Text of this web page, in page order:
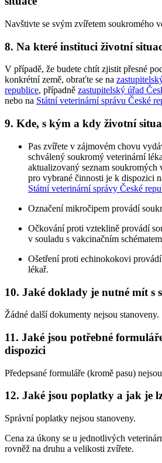
Navštivte se svým zvířetem soukromého
8. Na které instituci životní
V případě, že budete chtít zjistit přesné
konkrétní země, obraťte se na
republice, případně zastupitelský úřad
nebo na Státní veterinární správu České
9. Kde, s kým a kdy životní
Pas zvířete v zájmovém chovu
schválený soukromý veterinární
aktualizovaný seznam soukromých
pro vybrané činnosti je k dispozici
Státní veterinární správy České
Označení mikročipem provádí
Očkování proti vzteklině provádí
v souladu s vakcinačním
Ošetření proti echinokokovi
lékař.
10. Jaké doklady je nutné mít s
Žádné další dokumenty nejsou stanoveny.
11. Jaké jsou potřebné
dispozici
Předepsané formuláře (kromě pasu)
12. Jaké jsou poplatky a jak je
Správní poplatky nejsou stanoveny.
Cena za úkony se u jednotlivých
rovněž na druhu a velikosti zvířete.